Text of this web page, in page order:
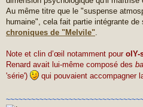
Au même titre que le "suspense
humaine", cela fait partie intégrante
chroniques de "Melvile".
Note et clin d’œil notamment pour olY-
Renard avait lui-même composé des
'série')
qui pouvaient accompagner